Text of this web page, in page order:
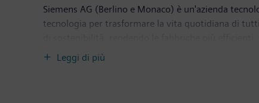
Siemens AG (Berlino e Monaco) è un'azienda
tecnologia per trasformare la vita quotidiana di
settori per applicare soluzioni avanzate di
detiene anche una partecipazione di
Leggi di più